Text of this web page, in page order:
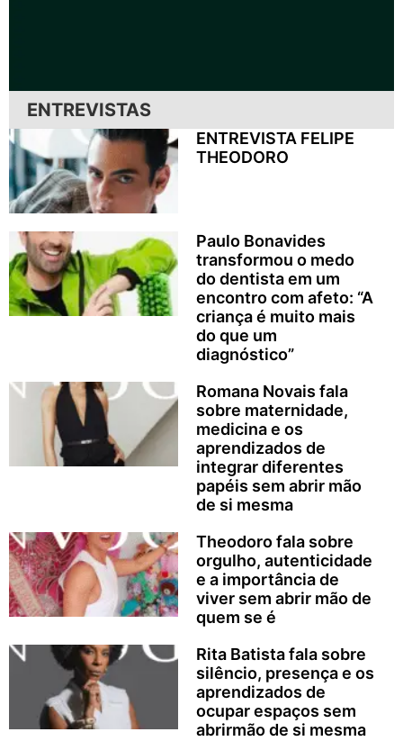
ENTREVISTAS
ENTREVISTA FELIPE
THEODORO
Paulo Bonavides
transformou o medo
do dentista em um
encontro com afeto: “A
criança é muito mais
do que um
diagnóstico”
Romana Novais fala
sobre maternidade,
medicina e os
aprendizados de
integrar diferentes
papéis sem abrir mão
de si mesma
Theodoro fala sobre
orgulho, autenticidade
e a importância de
viver sem abrir mão de
quem se é
Rita Batista fala sobre
silêncio, presença e os
aprendizados de
ocupar espaços sem
abrirmão de si mesma